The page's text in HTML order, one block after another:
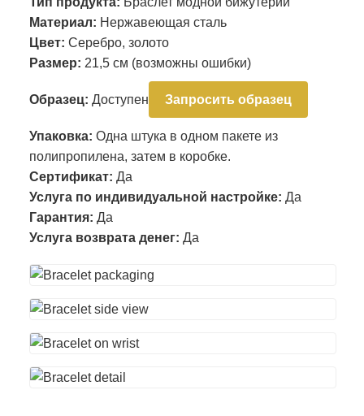
Материал: Нержавеющая сталь
Цвет: Серебро, золото
Размер: 21,5 см (возможны ошибки)
Образец: Доступен Запросить образец
Упаковка: Одна штука в одном пакете из
полипропилена, затем в коробке.
Сертификат: Да
Услуга по индивидуальной настройке: Да
Гарантия: Да
Услуга возврата денег: Да